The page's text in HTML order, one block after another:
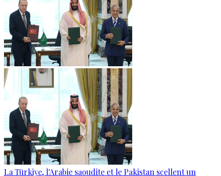
La Türkiye, l'Arabie saoudite et le Pakistan scellent un